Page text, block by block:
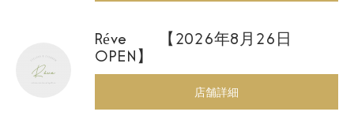
Réve 【2026年8月26日
OPEN】
店舗詳細